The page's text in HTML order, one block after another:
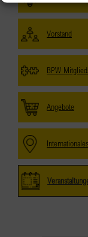
Vorstand
BPW
Angebote